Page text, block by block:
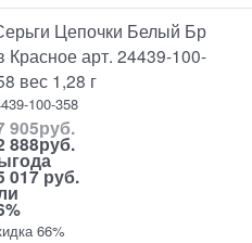
Цепочки Белый Бр
Красное арт. 24439-100-
вес 1,28 г
100-358
905руб.
888руб.
017 руб.
66%